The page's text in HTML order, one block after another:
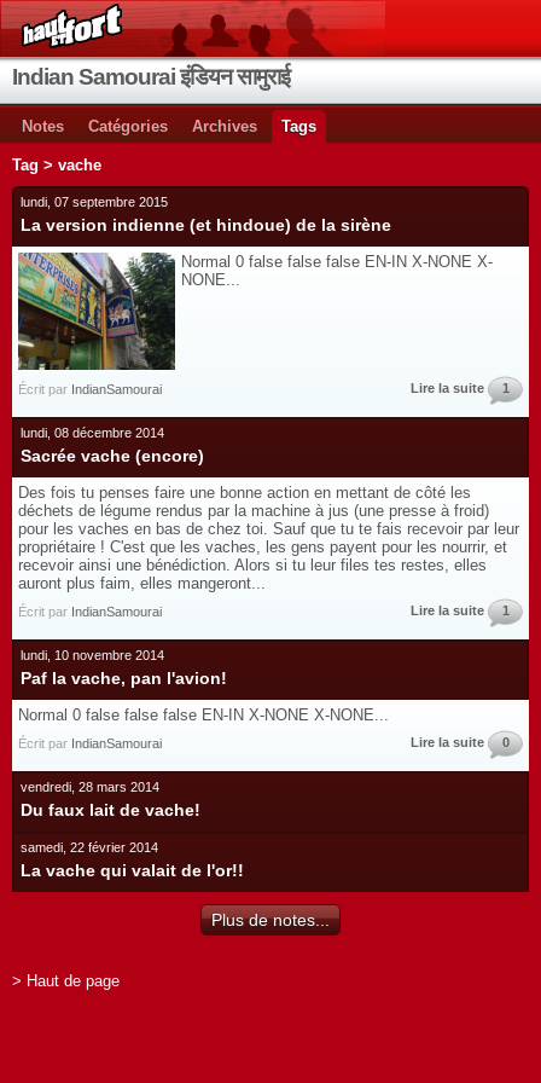
Indian Samourai इंडियन सामुराई
Notes Catégories Archives Tags
Tag > vache
lundi, 07 septembre 2015
La version indienne (et hindoue) de la sirène
Normal 0 false false false EN-IN X-NONE X-
NONE...
Écrit par IndianSamourai Lire la suite 1
lundi, 08 décembre 2014
Sacrée vache (encore)
Des fois tu penses faire une bonne action en mettant de côté les
déchets de légume rendus par la machine à jus (une presse à froid)
pour les vaches en bas de chez toi. Sauf que tu te fais recevoir par leur
propriétaire ! C'est que les vaches, les gens payent pour les nourrir, et
recevoir ainsi une bénédiction. Alors si tu leur files tes restes, elles
auront plus faim, elles mangeront...
Écrit par IndianSamourai Lire la suite 1
lundi, 10 novembre 2014
Paf la vache, pan l'avion!
Normal 0 false false false EN-IN X-NONE X-NONE...
Écrit par IndianSamourai Lire la suite 0
vendredi, 28 mars 2014
Du faux lait de vache!
samedi, 22 février 2014
La vache qui valait de l'or!!
Plus de notes...
> Haut de page